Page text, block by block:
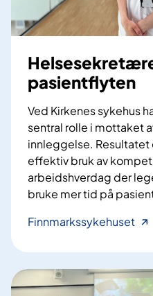
pasientflyten
Ved Kirkenes sykehus
sentral rolle i mottaket
innleggelse.
effektiv bruk av
arbeidshverdag der
bruke mer tid på
FinnmarkssykehusetH
l
s
e